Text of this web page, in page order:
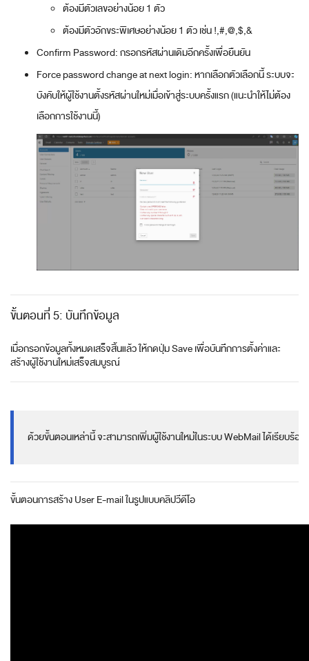
ต้องมีตัวเลขอย่างน้อย 1 ตัว
ต้องมีตัวอักขระพิเศษอย่างน้อย 1 ตัว เช่น !,#,@,$,&
Confirm Password: กรอกรหัสผ่านเดิมอีกครั้งเพื่อยืนยัน
Force password change at next login: หากเลือกตัวเลือกนี้ ระบบจะ
บังคับให้ผู้ใช้งานตั้งรหัสผ่านใหม่เมื่อเข้าสู่ระบบครั้งแรก (แนะนำให้ไม่ต้อง
เลือกการใช้งานนี้)
ขั้นตอนที่ 5: บันทึกข้อมูล
เมื่อกรอกข้อมูลทั้งหมดเสร็จสิ้นแล้ว ให้กดปุ่ม Save เพื่อบันทึกการตั้งค่าและ
สร้างผู้ใช้งานใหม่เสร็จสมบูรณ์
ด้วยขั้นตอนเหล่านี้ จะสามารถเพิ่มผู้ใช้งานใหม่ในระบบ WebMail ได้เรียบร้
ขั้นตอนการสร้าง User E-mail ในรูปแบบคลิปวีดีโอ